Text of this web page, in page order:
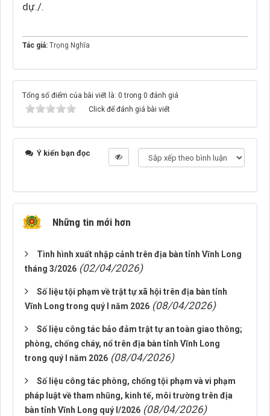
dự./.
Tác giả: Trọng Nghĩa
Tổng số điểm của bài viết là: 0 trong 0 đánh giá
Click để đánh giá bài viết
Ý kiến bạn đọc
Những tin mới hơn
Tình hình xuất nhập cảnh trên địa bàn tỉnh Vĩnh Long
tháng 3/2026 (02/04/2026)
Số liệu tội phạm về trật tự xã hội trên địa bàn tỉnh
Vĩnh Long trong quý I năm 2026 (08/04/2026)
Số liệu công tác bảo đảm trật tự an toàn giao thông;
phòng, chống cháy, nổ trên địa bàn tỉnh Vĩnh Long
trong quý I năm 2026 (08/04/2026)
Số liệu công tác phòng, chống tội phạm và vi phạm
pháp luật về tham nhũng, kinh tế, môi trường trên địa
bàn tỉnh Vĩnh Long quý I/2026 (08/04/2026)